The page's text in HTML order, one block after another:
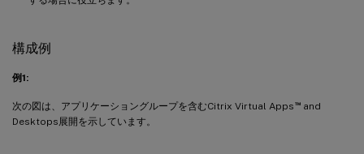
構成例
例1:
次の図は、アプリケーショングループを含むCitrix Virtual Apps ™and
Desktops展開を示しています。